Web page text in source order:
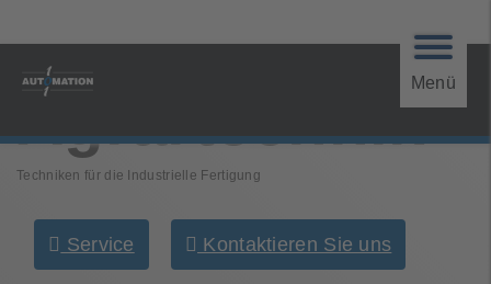
Menü
Agrartechnik
Techniken für die Industrielle Fertigung
Service Kontaktieren Sie uns